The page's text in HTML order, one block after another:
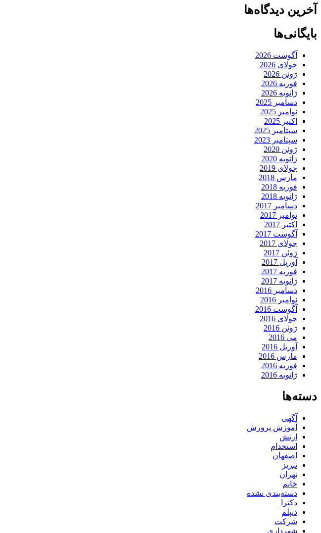
آخرین دیدگاه‌ها
بایگانی‌ها
آگوست 2026
جولای 2026
ژوئن 2026
فوریه 2026
ژانویه 2026
دسامبر 2025
نوامبر 2025
اکتبر 2025
سپتامبر 2025
سپتامبر 2023
ژوئن 2020
ژانویه 2020
جولای 2019
مارس 2018
فوریه 2018
ژانویه 2018
دسامبر 2017
نوامبر 2017
اکتبر 2017
آگوست 2017
جولای 2017
ژوئن 2017
آوریل 2017
فوریه 2017
ژانویه 2017
دسامبر 2016
نوامبر 2016
آگوست 2016
جولای 2016
ژوئن 2016
می 2016
آوریل 2016
مارس 2016
فوریه 2016
ژانویه 2016
دسته‌ها
آگهی
آموزش پرورش
ارتش
استخدام
اصفهان
تبریز
تهران
خانم
دسته‌بندی نشده
دکترا
دیپلم
شرکت
شهرداری